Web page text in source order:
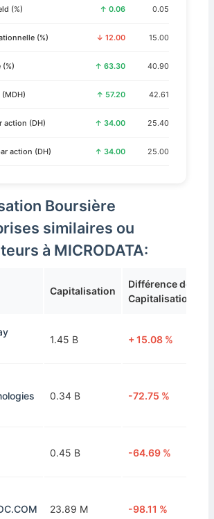
(%) ↑ 0.06 0.05
(%) ↓ 12.00 15.00
↑ 63.30 40.90
↑ 57.20 42.61
action (DH) ↑ 34.00 25.40
action (DH) ↑ 34.00 25.00
Boursière
similaires ou
à MICRODATA:
Capitalisation
Différence de
Capitalisation
1.45 B + 15.08 %
0.34 B -72.75 %
0.45 B -64.69 %
23.89 M -98.11 %